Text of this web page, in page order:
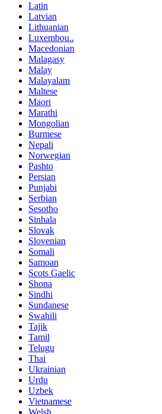
Latin
Latvian
Lithuanian
Luxembou..
Macedonian
Malagasy
Malay
Malayalam
Maltese
Maori
Marathi
Mongolian
Burmese
Nepali
Norwegian
Pashto
Persian
Punjabi
Serbian
Sesotho
Sinhala
Slovak
Slovenian
Somali
Samoan
Scots Gaelic
Shona
Sindhi
Sundanese
Swahili
Tajik
Tamil
Telugu
Thai
Ukrainian
Urdu
Uzbek
Vietnamese
Welsh